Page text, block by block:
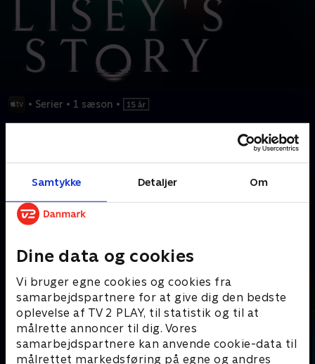
Samtykke Detaljer Om
Dine data og cookies
Vi bruger egne cookies og cookies fra
samarbejdspartnere for at give dig den bedste
oplevelse af TV 2 PLAY, til statistik og til at
målrette annoncer til dig. Vores
samarbejdspartnere kan anvende cookie-data til
målrettet markedsføring på egne og andres
• Serier • 1 sæson •
Denne skræmmende thriller, baseret på Stephen Kings roman,
følger enken Lisey Landon (Julianne Moore), der gennem en
række foruroligende hændelser genoplever mørke minder fra sit
ægteskab med forfatteren Scott Landon (Clive Owen).
Mere indhold fra Apple TV